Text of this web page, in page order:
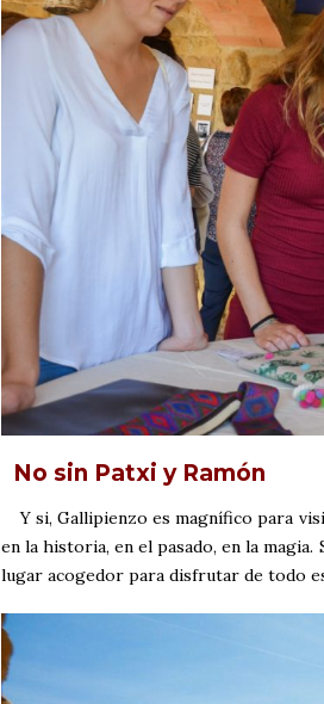
No sin Patxi y Ramón
Y si, Gallipienzo es magnífico para
en la historia, en el pasado, en la
lugar acogedor para disfrutar de todo